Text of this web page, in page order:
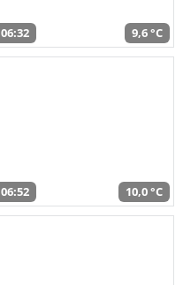
06:32 9,6 °C
06:52 10,0 °C